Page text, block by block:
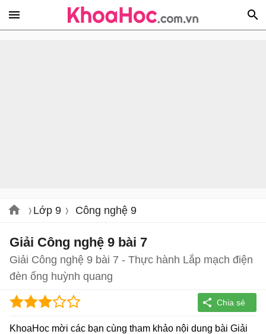
Lớp 9 Công nghệ 9
Giải Công nghệ 9 bài 7
Giải Công nghệ 9 bài 7 - Thực hành Lắp mạch điện
đèn ống huỳnh quang
KhoaHoc mời các bạn cùng tham khảo nội dung bài Giải